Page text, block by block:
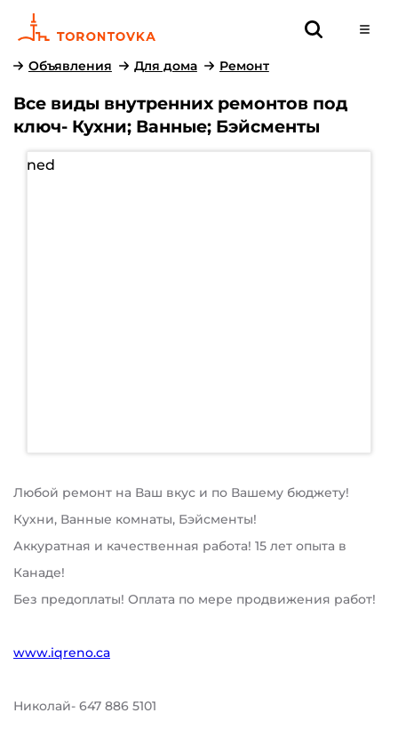
Объявления Для дома Ремонт
Все виды внутренних ремонтов под
ключ- Кухни; Ванные; Бэйсменты
Любой ремонт на Ваш вкус и по Вашему бюджету!
Кухни, Ванные комнаты, Бэйсменты!
Аккуратная и качественная работа! 15 лет опыта в
Канаде!
Без предоплаты! Оплата по мере продвижения работ!
www.iqreno.ca
Николай- 647 886 5101